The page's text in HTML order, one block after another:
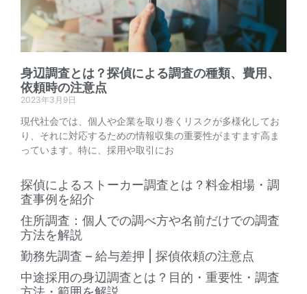
身辺調査とは？探偵による調査の種類、費用、
依頼時の注意点
2023年3月9日
現代社会では、個人や企業を取り巻くリスクが多様化してお
り、それに対応するための情報収集の重要性がますます高ま
っています。特に、採用や取引にお
探偵によるストーカー調査とは？料金相場・調
査事例を紹介
住所調査：個人での調べ方や名前だけでの調査
方法を解説
勤務先調査 – 給与差押 | 探偵依頼の注意点
中途採用の身辺調査とは？目的・重要性・調査